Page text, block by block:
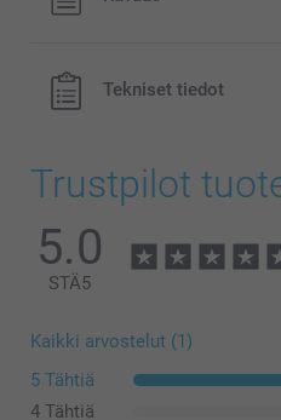
eivät sisällä postikuluja.
Tekniset tiedot
Trustpilot
5.0
STÄ5
Kaikki arvostelut (1)
5 Tähtiä
4 Tähtiä